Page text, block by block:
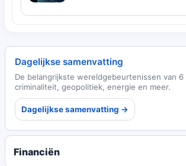
Dagelijkse samenvatting
De belangrijkste wereldgebeurtenissen van
criminaliteit, geopolitiek, energie en meer.
Dagelijkse samenvatting →
Financiën